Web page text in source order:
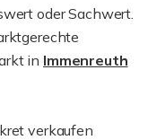
oder Sachwert.
in Immenreuth
verkaufen